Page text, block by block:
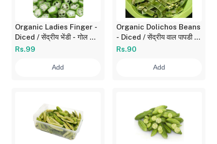
Organic Ladies Finger -
Diced / सेंद्रीय भेंडी - गोल काप
180 gm
Rs.99
Add
Organic Dolichos Beans
- Diced / सेंद्रीय वाल पापडी -
Rs.90
Add